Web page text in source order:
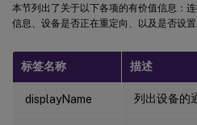
本节列出了关于以下各项的有价值信息：
信息、设备是否正在重定向、以及是否设
标签名称 描述
displayName 列出设备的